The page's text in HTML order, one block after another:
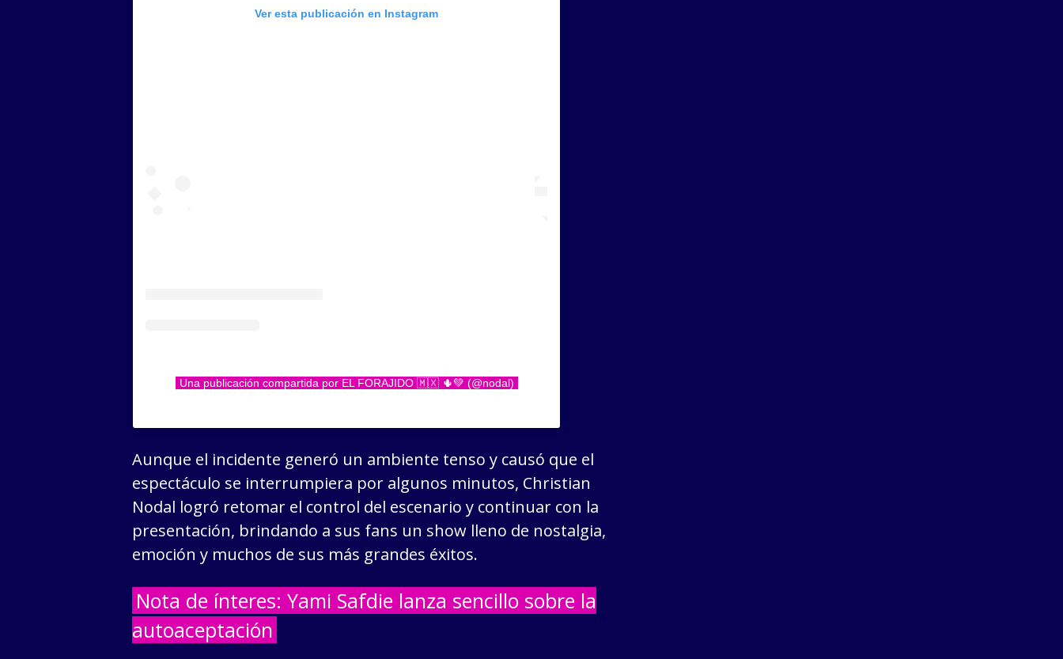
Ver esta publicación en Instagram
Una publicación compartida por EL FORAJIDO 🇲🇽 🌵💚 (@nodal)
Aunque el incidente generó un ambiente tenso y causó que el
espectáculo se interrumpiera por algunos minutos, Christian
Nodal logró retomar el control del escenario y continuar con la
presentación, brindando a sus fans un show lleno de nostalgia,
emoción y muchos de sus más grandes éxitos.
Nota de ínteres: Yami Safdie lanza sencillo sobre la
autoaceptación